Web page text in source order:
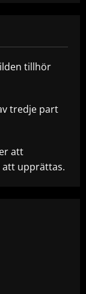
tillhör
tredje part
att
att upprättas.